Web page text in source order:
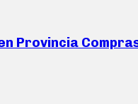
Provincia